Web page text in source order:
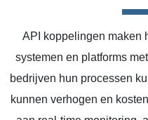
API koppelingen maken
systemen en platforms
bedrijven hun processen
kunnen verhogen en